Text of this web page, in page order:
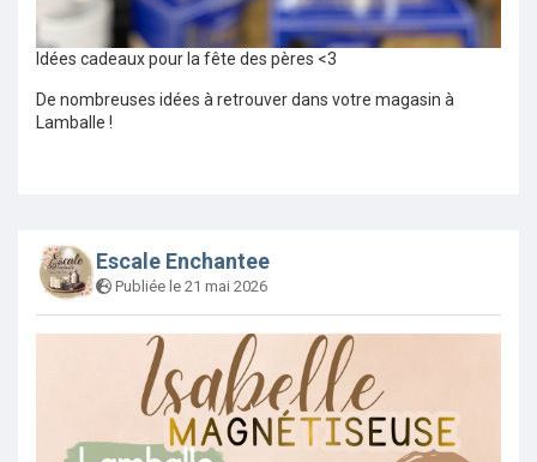
Idées cadeaux pour la fête des pères <3
De nombreuses idées à retrouver dans votre magasin à
Lamballe !
Escale Enchantee
Publiée le 21 mai 2026